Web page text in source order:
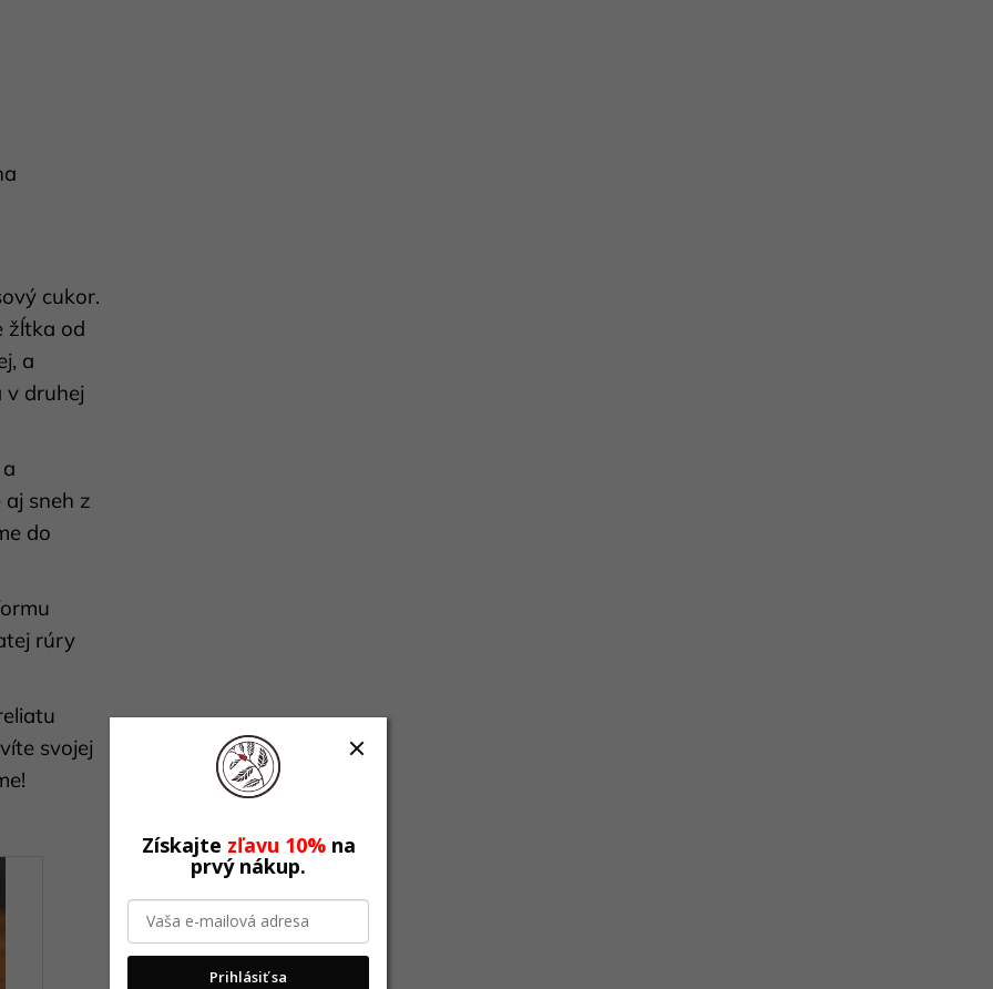
cukor.
žĺtka od
a
v druhej
sneh z
do
rúry
svojej
Získajte zľavu 10%na
prvý nákup.
Prihlásiť sa